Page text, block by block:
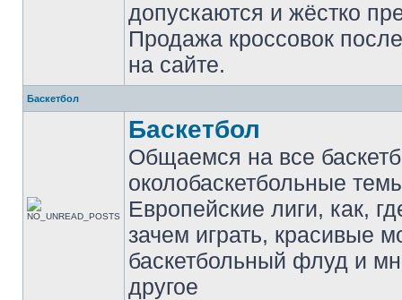
допускаются и жёстко
Продажа кроссовок
на сайте.
Баскетбол
Баскетбол
Общаемся на все
околобаскетбольные
Европейские лиги, как,
зачем играть, красивые
баскетбольный флуд и
другое